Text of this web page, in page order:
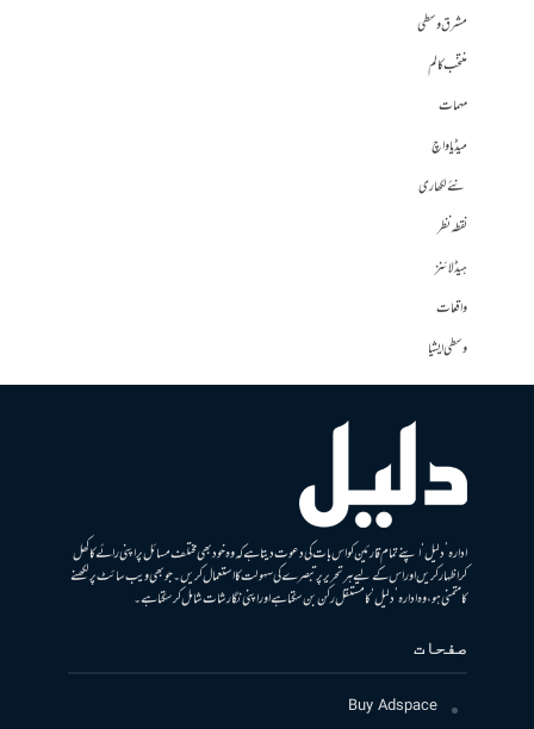
مشرق وسطی
منتخب کالم
مہمات
میڈیا واچ
نئے لکھاری
نقطہ نظر
ہیڈلائنز
واقعات
وسطی ایشیا
ادارہ ’دلیل‘ اپنے تمام قارئین کو اس بات کی دعوت دیتا ہے کہ وہ خود بھی مختلف مسائل پر اپنی رائے کا کھل
کر اظہار کریں اور اس کے لیے ہر تحریر پر تبصرے کی سہولت کا استعمال کریں۔ جو بھی ویب سائٹ پر لکھنے
کا متمنی ہو، وہ ادارہ ’دلیل‘ کا مستقل رکن بن سکتا ہے اور اپنی نگارشات شامل کرسکتا ہے۔
صفحات
Buy Adspace